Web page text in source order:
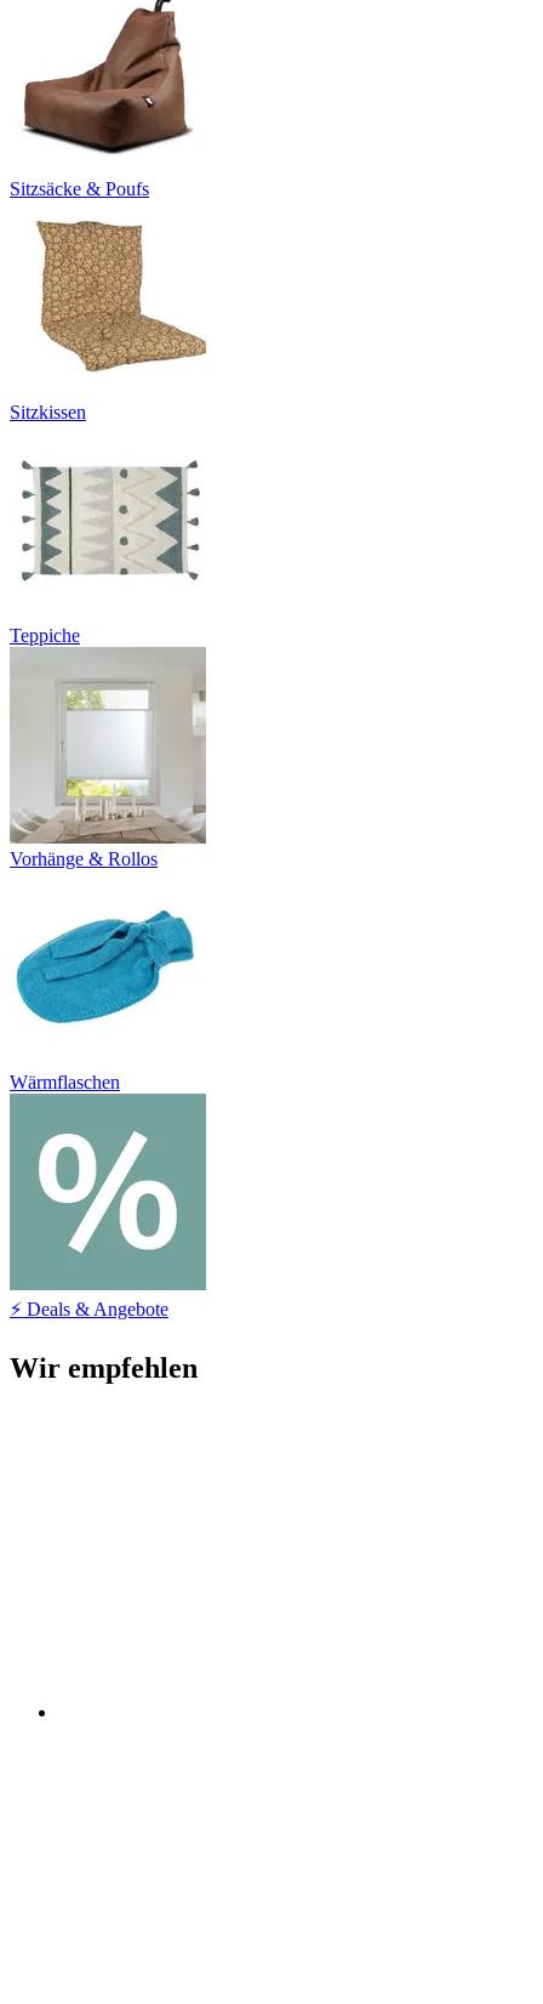
Sitzsäcke & Poufs
Sitzkissen
Teppiche
Vorhänge & Rollos
Wärmflaschen
⚡ Deals & Angebote
Wir empfehlen